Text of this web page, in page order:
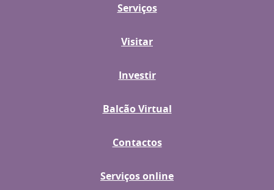
Serviços
Visitar
Investir
Balcão Virtual
Contactos
Serviços online